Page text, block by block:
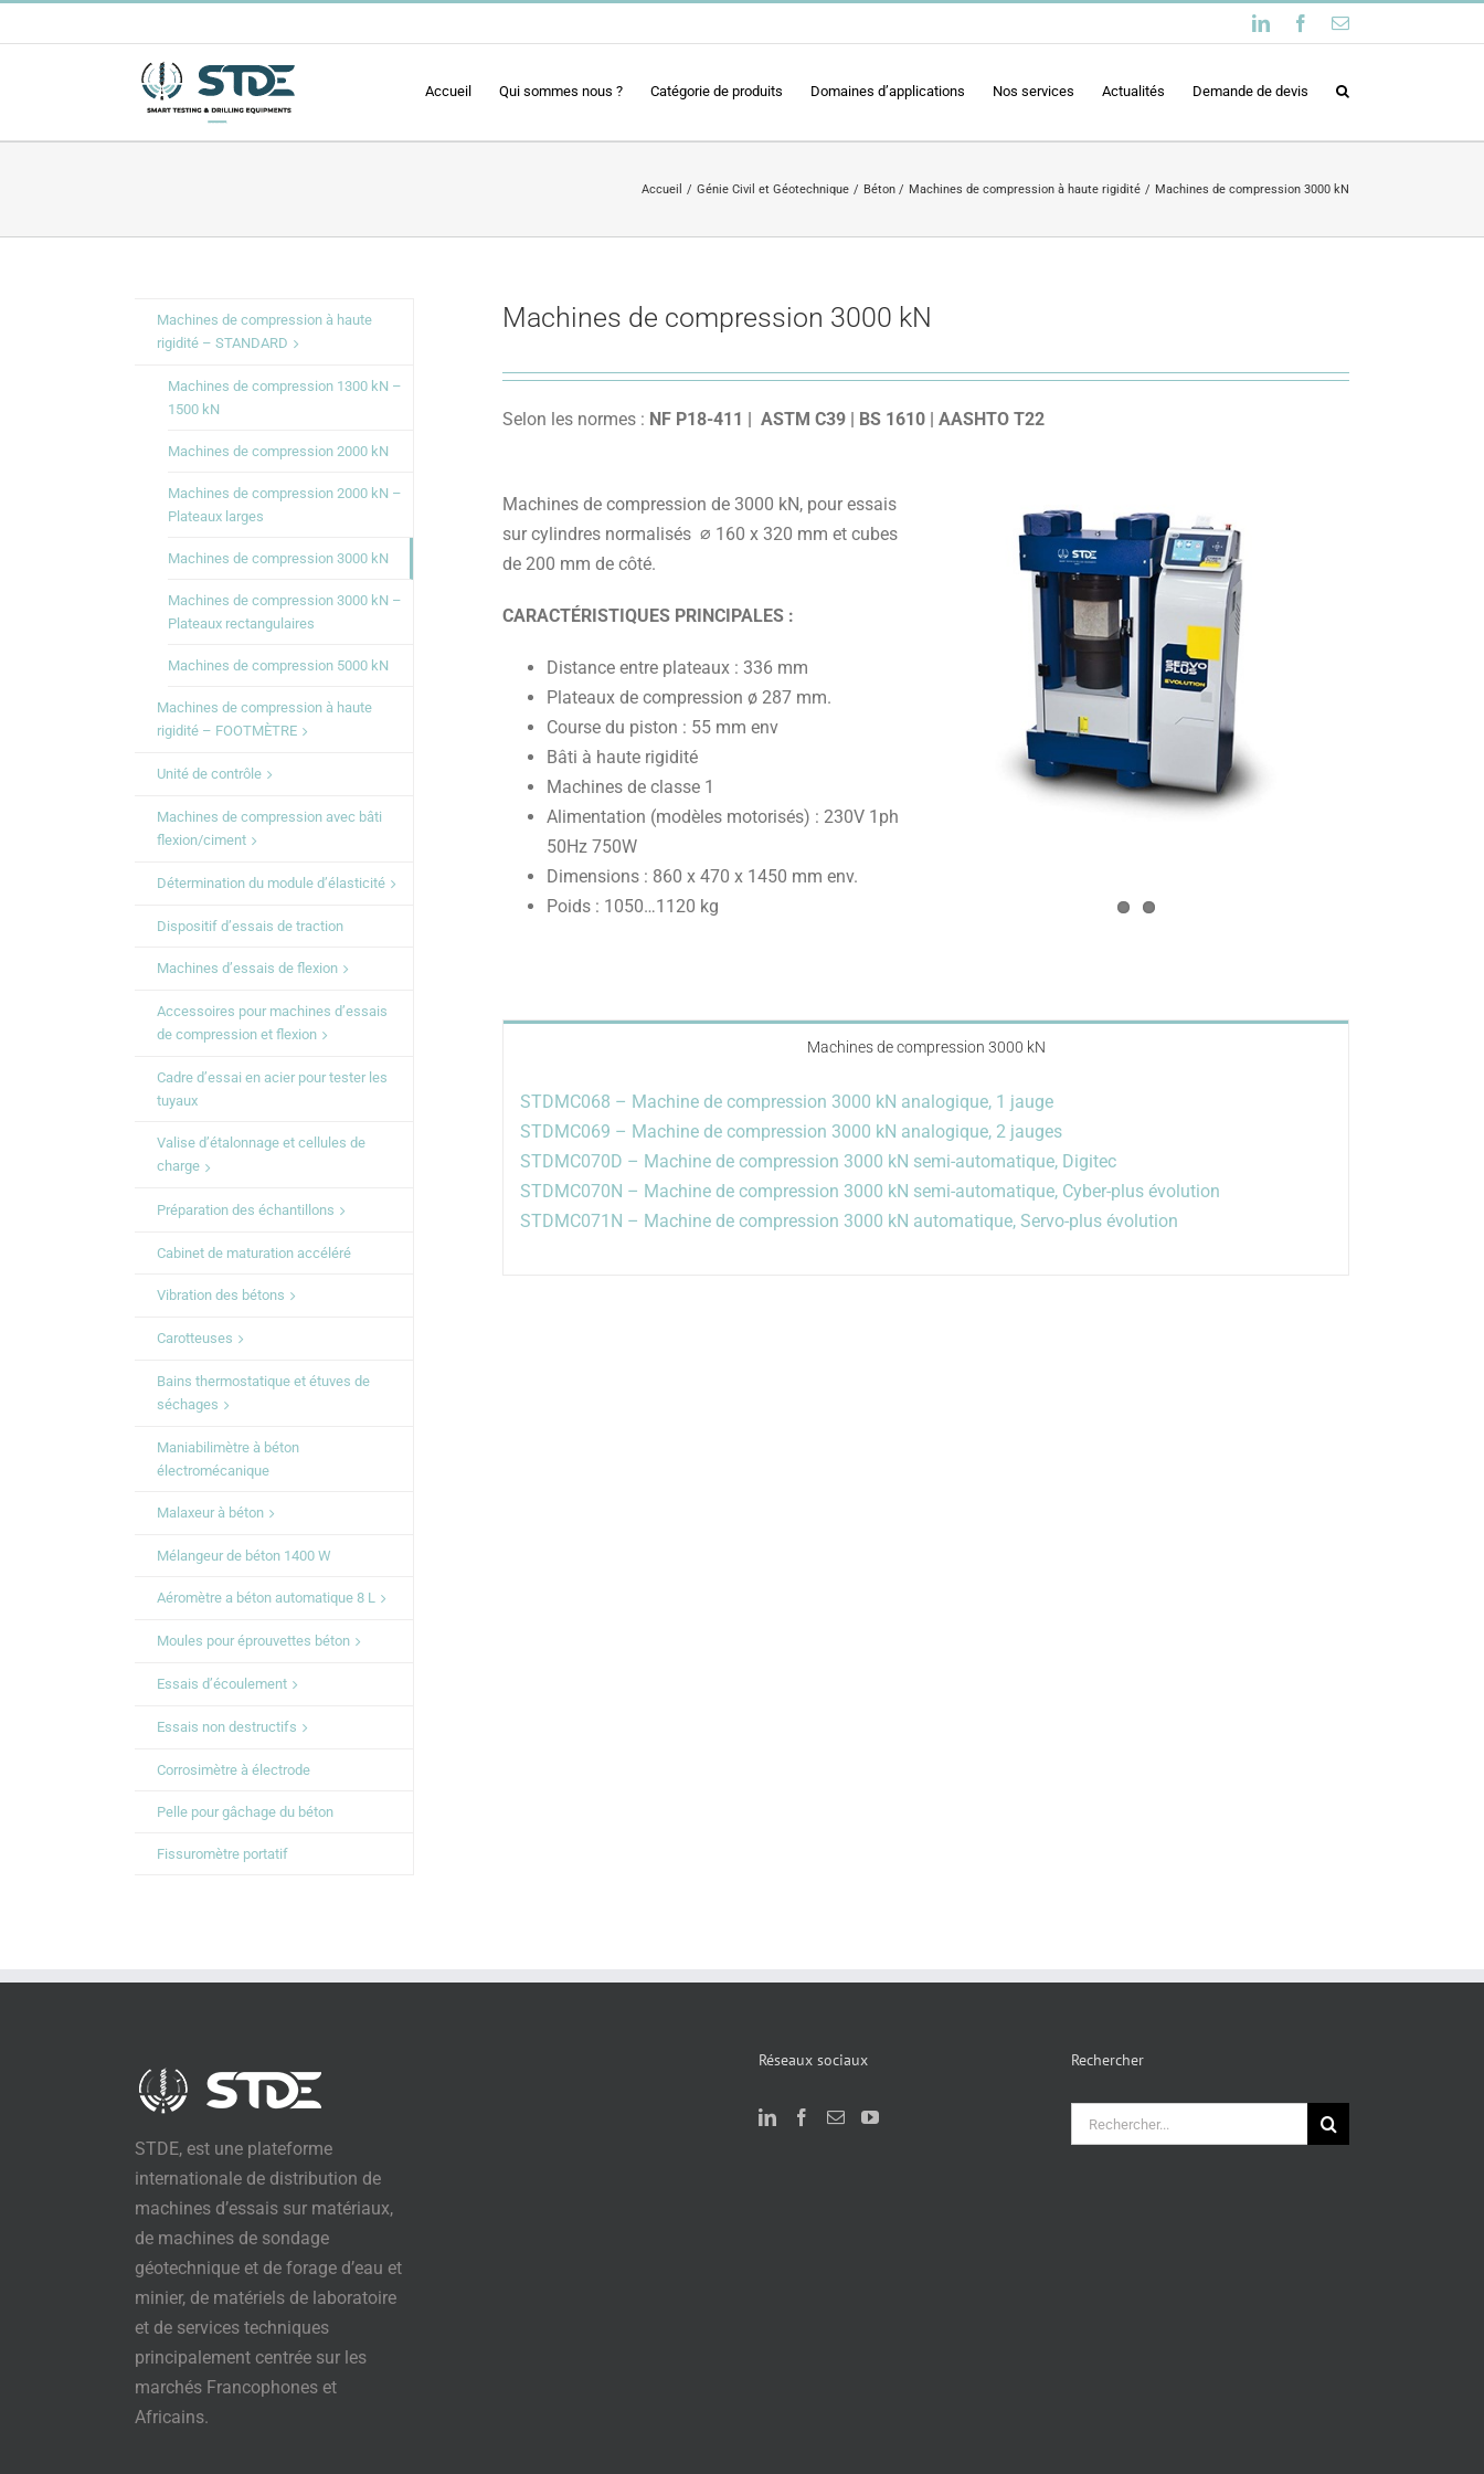
au
LinkedInFacebook
Email
Accueil Qui sommes nous ? Catégorie de produits Domaines d’applications Nos services Actualités Demande de devis
Accueil Génie Civil et Géotechnique Béton Machines de compression à haute rigidité Machines de compression 3000 kN
Machines de compression 3000 kN
Selon les normes : NF P18-411 | ASTM C39 | BS 1610 | AASHTO T22
Machines de compression de 3000 kN, pour essais
sur cylindres normalisés ⌀ 160 x 320 mm et cubes
de 200 mm de côté.
CARACTÉRISTIQUES PRINCIPALES :
Distance entre plateaux : 336 mm
Plateaux de compression ø 287 mm.
Course du piston : 55 mm env
Bâti à haute rigidité
Machines de classe 1
Alimentation (modèles motorisés) : 230V 1ph
50Hz 750W
Dimensions : 860 x 470 x 1450 mm env.
Poids : 1050…1120 kg
Machines de compression 3000 kN
STDMC068 – Machine de compression 3000 kN analogique, 1 jauge
STDMC069 – Machine de compression 3000 kN analogique, 2 jauges
STDMC070D – Machine de compression 3000 kN semi-automatique, Digitec
STDMC070N – Machine de compression 3000 kN semi-automatique, Cyber-plus évolution
STDMC071N – Machine de compression 3000 kN automatique, Servo-plus évolution
Machines de compression à haute
rigidité – STANDARD
Machines de compression 1300 kN –
1500 kN
Machines de compression 2000 kN
Machines de compression 2000 kN –
Plateaux larges
Machines de compression 3000 kN
Machines de compression 3000 kN –
Plateaux rectangulaires
Machines de compression 5000 kN
Machines de compression à haute
rigidité – FOOTMÈTRE
Unité de contrôle
Machines de compression avec bâti
flexion/ciment
Détermination du module d’élasticité
Dispositif d’essais de traction
Machines d’essais de flexion
Accessoires pour machines d’essais
de compression et flexion
Cadre d’essai en acier pour tester les
tuyaux
Valise d’étalonnage et cellules de
charge
Préparation des échantillons
Cabinet de maturation accéléré
Vibration des bétons
Carotteuses
Bains thermostatique et étuves de
séchages
Maniabilimètre à béton
électromécanique
Malaxeur à béton
Mélangeur de béton 1400 W
Aéromètre a béton automatique 8 L
Moules pour éprouvettes béton
Essais d’écoulement
Essais non destructifs
Corrosimètre à électrode
Pelle pour gâchage du béton
Fissuromètre portatif
STDE, est une plateforme
internationale de distribution de
machines d’essais sur matériaux,
de machines de sondage
géotechnique et de forage d’eau et
minier, de matériels de laboratoire
et de services techniques
principalement centrée sur les
marchés Francophones et
Africains.
Réseaux sociaux Rechercher
Rechercher: